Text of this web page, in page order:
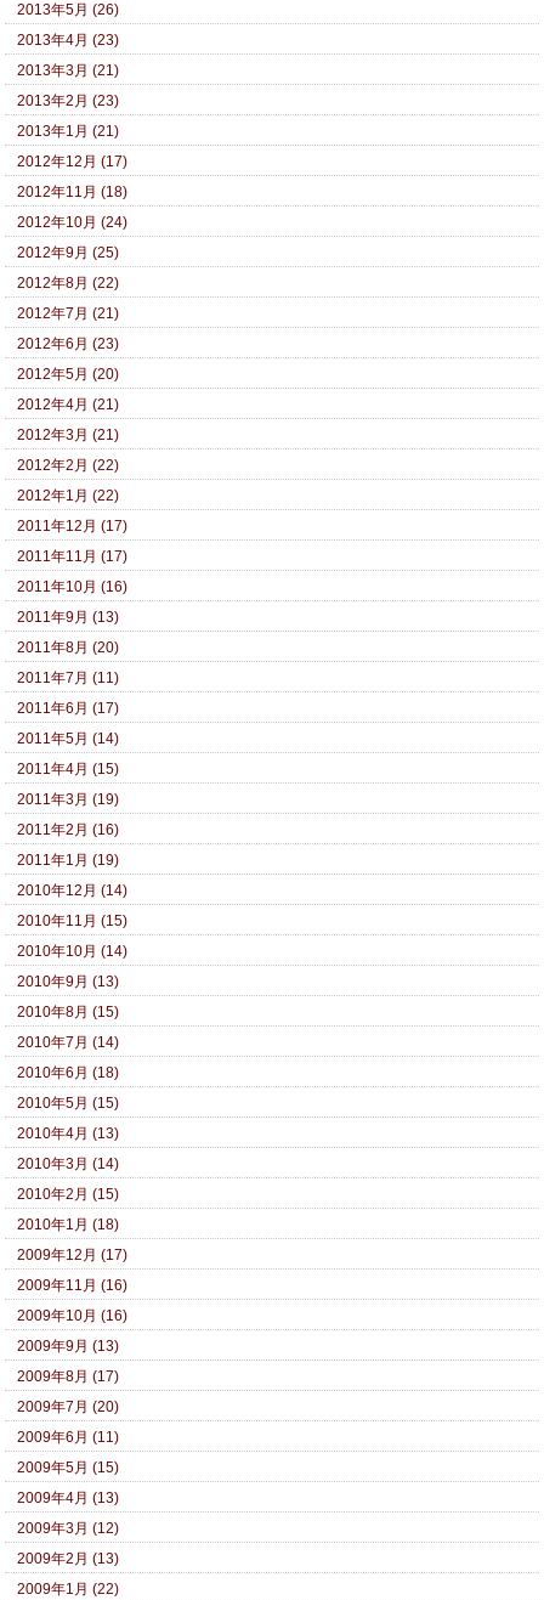
2013年5月 (26)
2013年4月 (23)
2013年3月 (21)
2013年2月 (23)
2013年1月 (21)
2012年12月 (17)
2012年11月 (18)
2012年10月 (24)
2012年9月 (25)
2012年8月 (22)
2012年7月 (21)
2012年6月 (23)
2012年5月 (20)
2012年4月 (21)
2012年3月 (21)
2012年2月 (22)
2012年1月 (22)
2011年12月 (17)
2011年11月 (17)
2011年10月 (16)
2011年9月 (13)
2011年8月 (20)
2011年7月 (11)
2011年6月 (17)
2011年5月 (14)
2011年4月 (15)
2011年3月 (19)
2011年2月 (16)
2011年1月 (19)
2010年12月 (14)
2010年11月 (15)
2010年10月 (14)
2010年9月 (13)
2010年8月 (15)
2010年7月 (14)
2010年6月 (18)
2010年5月 (15)
2010年4月 (13)
2010年3月 (14)
2010年2月 (15)
2010年1月 (18)
2009年12月 (17)
2009年11月 (16)
2009年10月 (16)
2009年9月 (13)
2009年8月 (17)
2009年7月 (20)
2009年6月 (11)
2009年5月 (15)
2009年4月 (13)
2009年3月 (12)
2009年2月 (13)
2009年1月 (22)